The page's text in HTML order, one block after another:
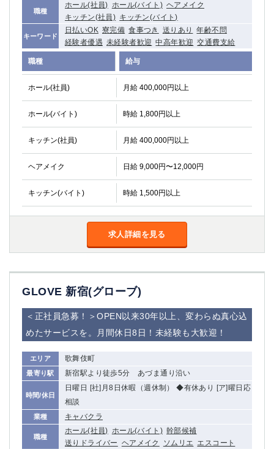
職種
ホール(社員) ホール(バイト) ヘアメイク
キッチン(社員) キッチン(バイト)
キーワード
日払いOK 寮完備 食事つき 送りあり
年齢不問
経験者優遇 未経験者歓迎 中高年歓迎 交通費支給
職種 給与
ホール(社員) 月給 400,000円以上
ホール(バイト) 時給 1,800円以上
キッチン(社員) 月給 400,000円以上
ヘアメイク 日給 9,000円〜12,000円
キッチン(バイト) 時給 1,500円以上
求人詳細を見る
GLOVE 新宿(グローブ)
＜正社員急募！＞OPEN以来30年以上、変わらぬ真心込
めたサービスを。月間休日8日！未経験も大歓迎！
エリア 歌舞伎町
最寄り駅 新宿駅より徒歩5分 あづま通り沿い
時間/休日
日曜日 [社]月8日休暇（週休制） ◆有休あり [ア]曜日応
相談
業種 キャバクラ
職種
ホール(社員) ホール(バイト) 幹部候補
送りドライバー ヘアメイク ソムリエ エスコート